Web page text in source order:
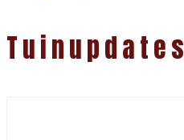
Tuinupdates